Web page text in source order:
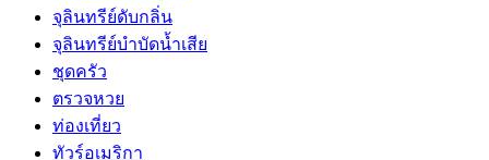
จุลินทรีย์ดับกลิ่น
จุลินทรีย์บำบัดน้ำเสีย
ชุดครัว
ตรวจหวย
ท่องเที่ยว
ทัวร์อเมริกา